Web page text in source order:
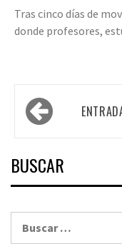
Tras cinco días de
donde profesores,
Navegación
de
BUSCAR